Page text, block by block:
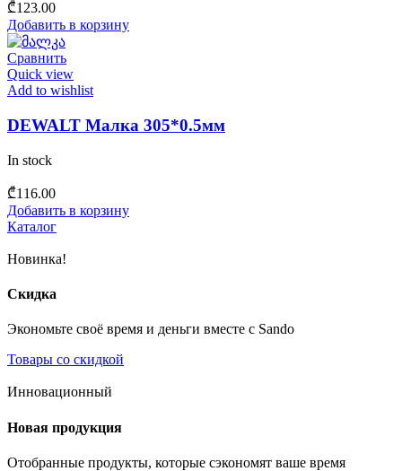
₾123.00
Добавить в корзину
Сравнить
Quick view
Add to wishlist
DEWALT Малка 305*0.5мм
In stock
₾116.00
Добавить в корзину
Каталог
Новинка!
Скидка
Экономьте своё время и деньги вместе с Sando
Товары со скидкой
Инновационный
Новая продукция
Отобранные продукты, которые сэкономят ваше время